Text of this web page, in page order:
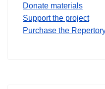
Donate materials
Support the project
Purchase the